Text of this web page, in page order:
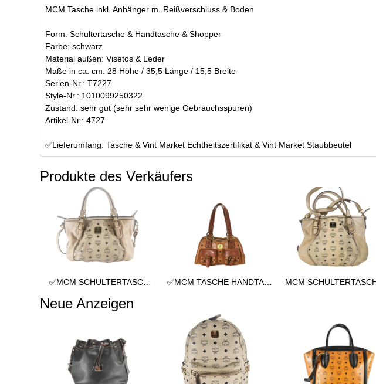
MCM Tasche inkl. Anhänger m. Reißverschluss & Boden
Form: Schultertasche & Handtasche & Shopper
Farbe: schwarz
Material außen: Visetos & Leder
Maße in ca. cm: 28 Höhe / 35,5 Länge / 15,5 Breite
Serien-Nr.: T7227
Style-Nr.: 1010099250322
Zustand: sehr gut (sehr sehr wenige Gebrauchsspuren)
Artikel-Nr.: 4727
✅Lieferumfang: Tasche & Vint Market Echtheitszertifikat & Vint Market Staubbeutel
Produkte des Verkäufers
✅MCM SCHULTERTASCHE vintmarket.de TASCHE CROSSBODY BEIGE 2352 ✅MCM TASCHE HANDTASCHE vintmarket.de COGNAC 2248
Neue Anzeigen